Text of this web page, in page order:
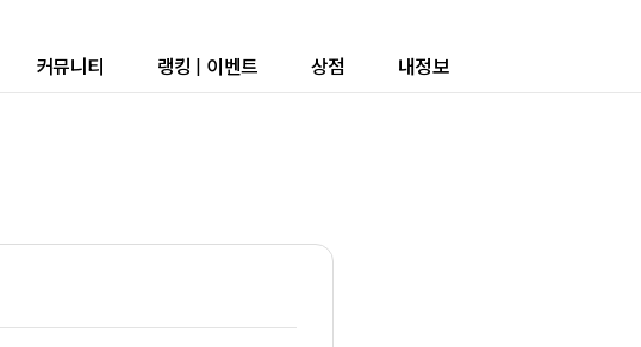
커뮤니티 랭킹 | 이벤트 상점 내정보